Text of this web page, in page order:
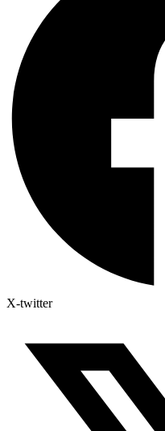
X-twitter